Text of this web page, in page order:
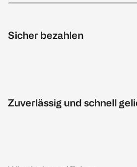
Sicher bezahlen
Zuverlässig und schnell